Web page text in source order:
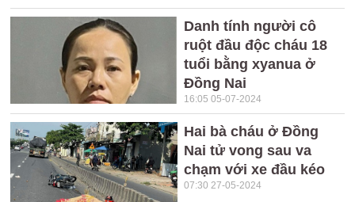
Danh tính người cô
ruột đầu độc cháu 18
tuổi bằng xyanua ở
Đồng Nai
16:05 05-07-2024
Hai bà cháu ở Đồng
Nai tử vong sau va
chạm với xe đầu kéo
07:30 27-05-2024